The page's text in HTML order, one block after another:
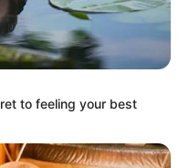
en lacarrera 123 con
to feeling your best